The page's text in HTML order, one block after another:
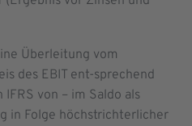
Überleitung vom
des EBIT ent-sprechend
von – im Saldo als
in Folge höchstrichterlicher